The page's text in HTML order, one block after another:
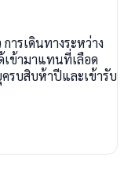
ารเดินทางระหว่าง
เข้ามาแทนที่เลือด
รบสิบห้าปีและเข้ารับ